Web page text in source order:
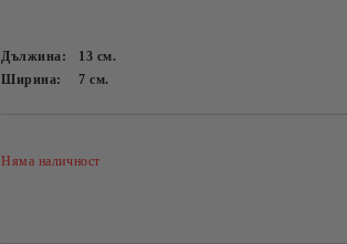
Дължина: 13 см.
Ширина:
7см.
Няма наличност